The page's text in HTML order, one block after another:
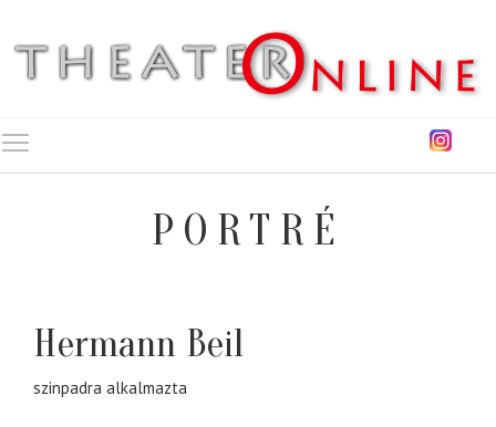
PORTRÉ
Hermann Beil
szinpadra alkalmazta